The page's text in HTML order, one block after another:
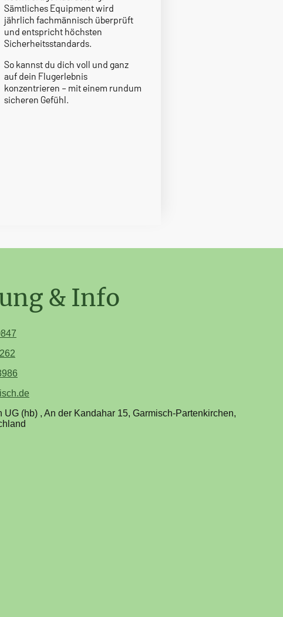
Sämtliches Equipment wird
jährlich fachmännisch überprüft
und entspricht höchsten
Sicherheitsstandards.
So kannst du dich voll und ganz
auf dein Flugerlebnis
konzentrieren – mit einem rundum
sicheren Gefühl.
& Info
UG (hb) , An der Kandahar 15, Garmisch-Partenkirchen,